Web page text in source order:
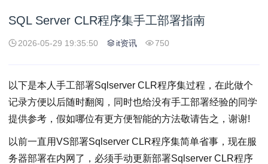
SQL Server CLR程序集手工部署指南
2026-05-29 19:35:50 it资讯 750
以下是本人手工部署Sqlserver CLR程序集过程，在此做个
记录方便以后随时翻阅，同时也给没有手工部署经验的同学
提供参考，假如哪位有更方便智能的方法敬请告之，谢谢!
以前一直用VS部署Sqlserver CLR程序集简单省事，现在服
务器部署在内网了，必须手动更新部署Sqlserver CLR程序